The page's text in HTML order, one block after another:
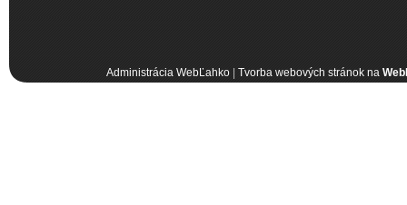
Administrácia WebĽahko| Tvorba webových stránok na